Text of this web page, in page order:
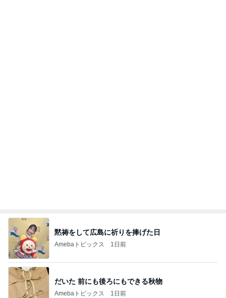
黙祷をして広島に祈りを捧げた日
Amebaトピックス 1日前
だいた 前にも後ろにもできる秋物
Amebaトピックス 1日前